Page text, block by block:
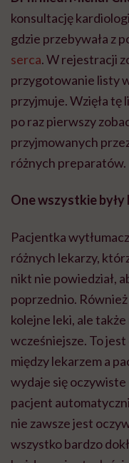
konsultację
gdzie przebywała z
serca. W rejestracji
przygotowanie listy
przyjmuje. Wzięła tę
po raz pierwszy
przyjmowanych
różnych preparatów.
One wszystkie były
Pacjentka
różnych lekarzy,
nikt nie powiedział,
poprzednio.
kolejne leki, ale
wcześniejsze. To
między lekarzem a
wydaje się oczywiste
pacjent
nie zawsze jest
wszystko bardzo